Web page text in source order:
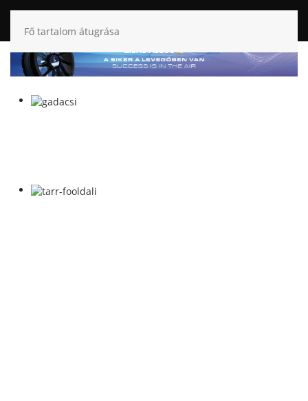
Fő tartalom átugrása